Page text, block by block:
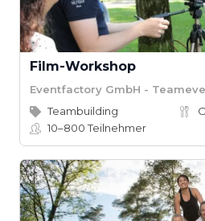
Film-Workshop
Eventfactory GmbH -
Teambuilding
10–800Teilnehmer